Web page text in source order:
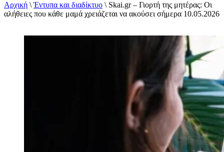
Αλεξάνδρα Καππάτου Ψυχολόγος –
Παιδοψυχολόγος
Αρχική \Έντυπα και διαδίκτυο \ Skai.gr – Γιορτή της μητέρας: Οι
αλήθειες που κάθε μαμά χρειάζεται να ακούσει σήμερα 10.05.2026